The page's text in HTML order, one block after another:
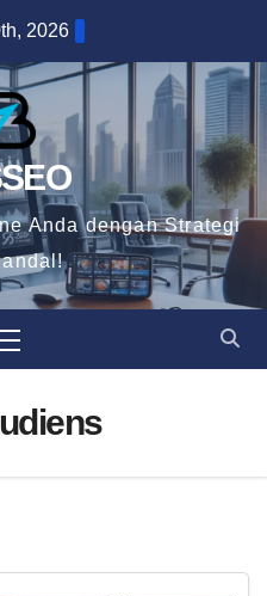
2026
Anda dengan Strategi